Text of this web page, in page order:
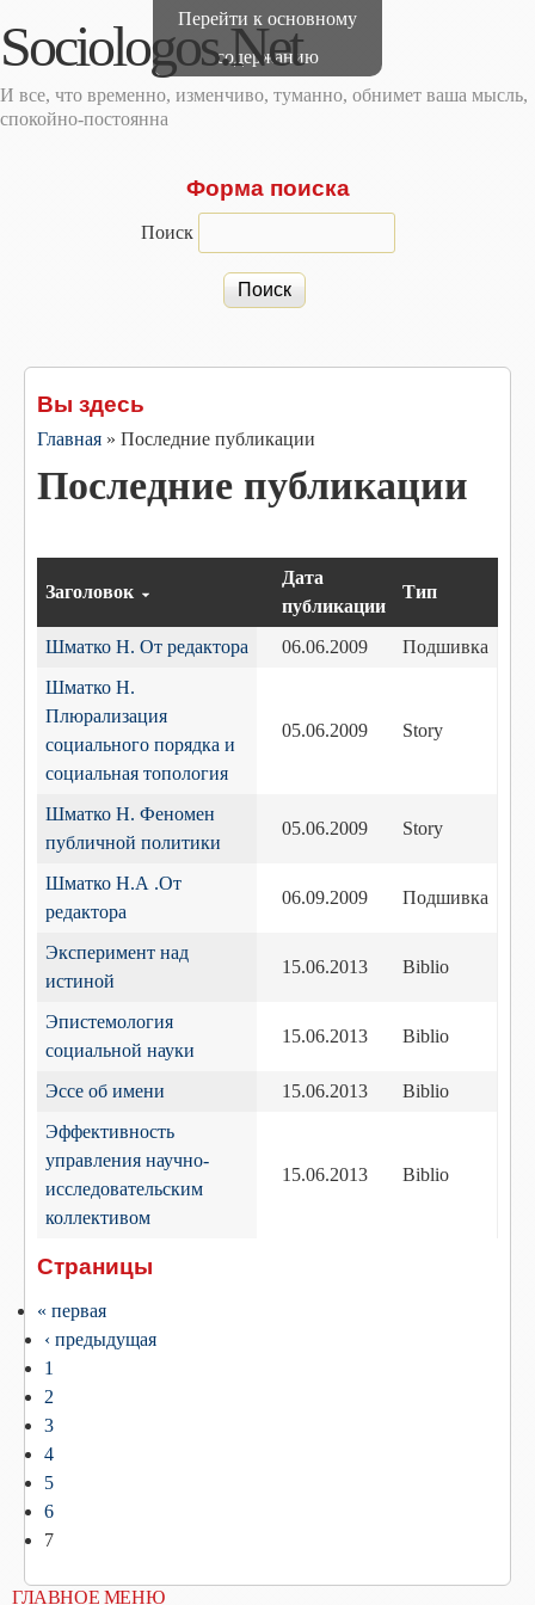
Перейти к основному
содержанию
Sociologos.Net
И все, что временно, изменчиво, туманно, обнимет ваша мысль,
спокойно-постоянна
Форма поиска
Поиск
Вы здесь
Главная » Последние публикации
Последние публикации
Заголовок
Дата
публикации
Тип
Шматко Н. От редактора 06.06.2009
Подшивка
Шматко Н.
Плюрализация
социального порядка и
социальная топология
05.06.2009 Story
Шматко Н. Феномен
публичной политики
05.06.2009 Story
Шматко Н.А .От
редактора
06.09.2009 Подшивка
Эксперимент над
истиной
15.06.2013 Biblio
Эпистемология
социальной науки
15.06.2013 Biblio
Эссе об имени 15.06.2013
Biblio
Эффективность
управления научно-
исследовательским
коллективом
15.06.2013 Biblio
Страницы
« первая
‹ предыдущая
1
2
3
4
5
6
7
ГЛАВНОЕ МЕНЮ